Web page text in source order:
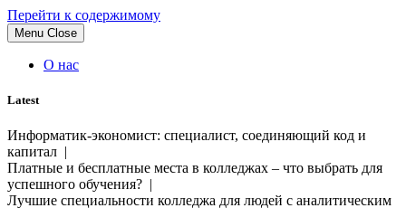
Перейти к содержимому
Menu Close
О нас
Latest
Информатик-экономист: специалист, соединяющий код и
капитал |
Платные и бесплатные места в колледжах – что выбрать для
успешного обучения? |
Лучшие специальности колледжа для людей с аналитическим